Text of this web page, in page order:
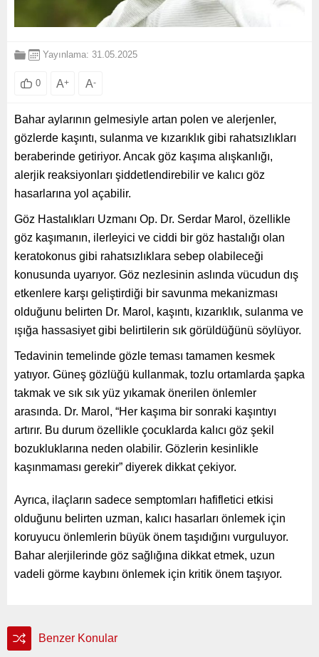
Yayınlama: 31.05.2025
0 A+ A-
Bahar aylarının gelmesiyle artan polen ve alerjenler,
gözlerde kaşıntı, sulanma ve kızarıklık gibi rahatsızlıkları
beraberinde getiriyor. Ancak göz kaşıma alışkanlığı,
alerjik reaksiyonları şiddetlendirebilir ve kalıcı göz
hasarlarına yol açabilir.
Göz Hastalıkları Uzmanı Op. Dr. Serdar Marol, özellikle
göz kaşımanın, ilerleyici ve ciddi bir göz hastalığı olan
keratokonus gibi rahatsızlıklara sebep olabileceği
konusunda uyarıyor. Göz nezlesinin aslında vücudun dış
etkenlere karşı geliştirdiği bir savunma mekanizması
olduğunu belirten Dr. Marol, kaşıntı, kızarıklık, sulanma ve
ışığa hassasiyet gibi belirtilerin sık görüldüğünü söylüyor.
Tedavinin temelinde gözle teması tamamen kesmek
yatıyor. Güneş gözlüğü kullanmak, tozlu ortamlarda şapka
takmak ve sık sık yüz yıkamak önerilen önlemler
arasında. Dr. Marol, “Her kaşıma bir sonraki kaşıntıyı
artırır. Bu durum özellikle çocuklarda kalıcı göz şekil
bozukluklarına neden olabilir. Gözlerin kesinlikle
kaşınmaması gerekir” diyerek dikkat çekiyor.
Ayrıca, ilaçların sadece semptomları hafifletici etkisi
olduğunu belirten uzman, kalıcı hasarları önlemek için
koruyucu önlemlerin büyük önem taşıdığını vurguluyor.
Bahar alerjilerinde göz sağlığına dikkat etmek, uzun
vadeli görme kaybını önlemek için kritik önem taşıyor.
Benzer Konular